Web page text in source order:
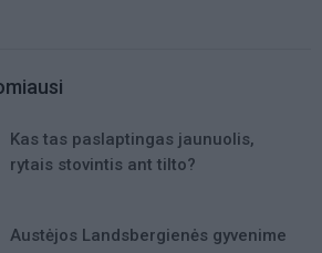
Kas tas paslaptingas jaunuolis,
rytais stovintis ant tilto?
Austėjos Landsbergienės gyvenime